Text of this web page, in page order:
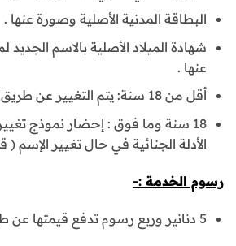
البطاقة المدنية الأصلية وصورة عنها .
شهادة الميلاد الأصلية بالاسم
عنها .
أقل من 18 سنة: يتم التغيير عن طريق الجواز .
18 سنة وما فوق : إحضار نموذج
الأدلة الجنائية في حال تغيير الإسم (
رسوم الخدمة :-
5 دنانير وربع رسوم تدفع قيمتها عن طريق موقع الهيئة .